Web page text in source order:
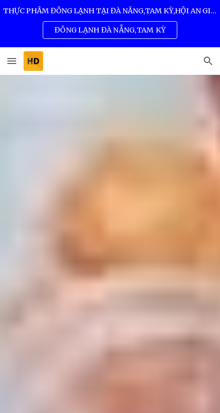
THỰC PHẨM ĐÔNG LẠNH TẠI ĐÀ NẴNG,TAM KỲ,HỘI AN GIÁ SỈ TỐT NHẤT 0932 557 973
ĐÔNG LẠNH ĐÀ NẴNG,TAM KỲ